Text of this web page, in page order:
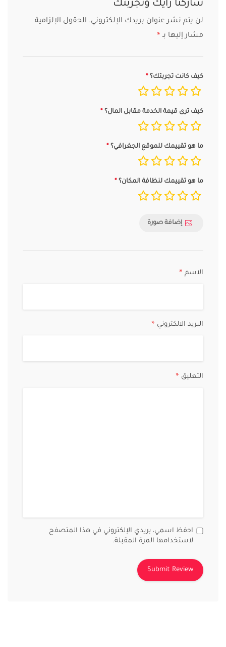
شاركنا رأيك وتجربتك
لن يتم نشر عنوان بريدك الإلكتروني. الحقول الإلزامية
مشار إليها بـ *
كيف كانت تجربتك؟
كيف ترى قيمة الخدمة مقابل المال؟
ما هو تقييمك للموقع الجغرافي؟
ما هو تقييمك لنظافة المكان؟
إضافة صورة
الاسم *
البريد الالكتروني *
التعليق *
احفظ اسمي، بريدي الإلكتروني في هذا المتصفح
لاستخدامها المرة المقبلة.